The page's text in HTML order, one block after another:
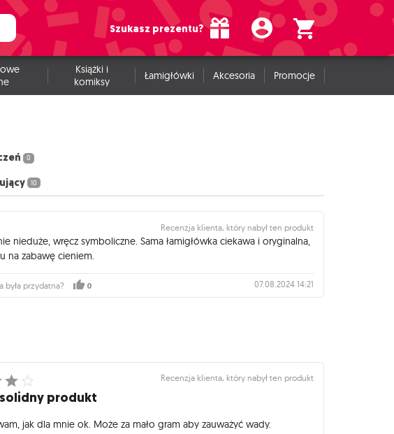
Szukasz prezentu?
Książki i
komiksy
Łamigłówki Akcesoria Promocje
0
10
Recenzja klienta, który nabył ten produkt
nieduże, wręcz symboliczne. Sama łamigłówka ciekawa i oryginalna,
na zabawę cieniem.
była przydatna? 0 07.08.2024 14:21
Recenzja klienta, który nabył ten produkt
produkt
jak dla mnie ok. Może za mało gram aby zauważyć wady.